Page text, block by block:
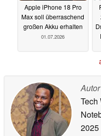
Apple iPhone 18 Pro
Max soll überraschend
großen Akku erhalten
01.07.2026
Tech
2025